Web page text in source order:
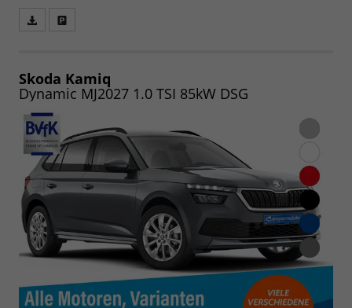
speichern/drucken
Skoda Kamiq
Dynamic MJ2027 1.0 TSI 85kW DSG